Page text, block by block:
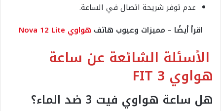
عدم توفر شريحة اتصال في الساعة.
اقرأ أيضًا – مميزات وعيوب هاتف هواوي Nova 12 Lite
الأسئلة الشائعة عن ساعة
هواوي FIT 3
هل ساعة هواوي فيت 3 ضد الماء؟